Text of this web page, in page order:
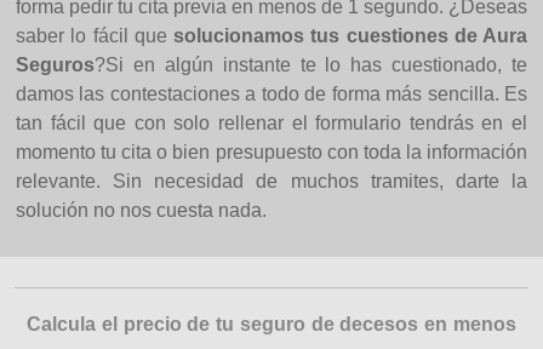
forma pedir tu cita previa en menos de 1 segundo. ¿Deseas
saber lo fácil que solucionamos tus cuestiones de Aura
Seguros?Si en algún instante te lo has cuestionado, te
damos las contestaciones a todo de forma más sencilla. Es
tan fácil que con solo rellenar el formulario tendrás en el
momento tu cita o bien presupuesto con toda la información
relevante. Sin necesidad de muchos tramites, darte la
solución no nos cuesta nada.
Calcula el precio de tu seguro de decesos en menos